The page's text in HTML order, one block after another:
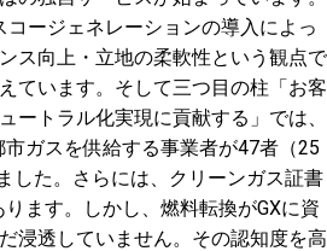
ージェネレーションの導入によっ
ス向上・立地の柔軟性という観点で
ています。そして三つ目の柱「お客
ートラル化実現に貢献する」では、
ガスを供給する事業者が47者（25
した。さらには、クリーンガス証書
ます。しかし、燃料転換がGXに資
浸透していません。その認知度を高